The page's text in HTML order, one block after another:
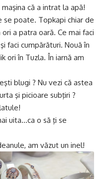
că a intrat la apă!
se poate. Topkapi chiar de
a patra oară. Ce mai faci
faci cumpărături. Nouă în
ori în Tuzla. În iarnă am
blugi ? Nu vezi că astea
şi picioare subţiri ?
uita…ca o să ţi se
am văzut un inel!